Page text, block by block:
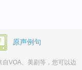
原声例句
自VOA、美剧等，您可以边